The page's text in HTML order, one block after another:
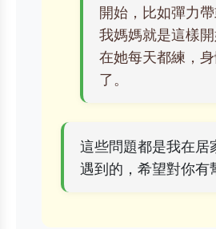
開始，比如彈力帶
我媽媽就是這樣
在她每天都練，
了。
這些問題都是我在居
遇到的，希望對你有